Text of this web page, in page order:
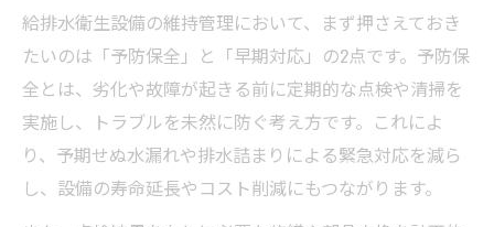
業者選定時に重視したい給排水衛生設備対
応力
給排水衛生設備点検業者のアフターサポー
ト体制
失敗しない給排水衛生設備点検業者の選び
方
給排水衛生設備の維持管理において、まず押さえておき
たいのは「予防保全」と「早期対応」の2点です。予防保
全とは、劣化や故障が起きる前に定期的な点検や清掃を
実施し、トラブルを未然に防ぐ考え方です。これによ
り、予期せぬ水漏れや排水詰まりによる緊急対応を減ら
し、設備の寿命延長やコスト削減にもつながります。